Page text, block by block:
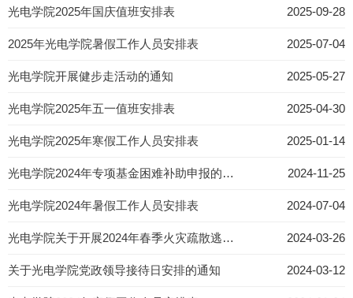
光电学院2025年国庆值班安排表 2025-09-28
2025年光电学院暑假工作人员安排表 2025-07-04
光电学院开展健步走活动的通知 2025-05-27
光电学院2025年五一值班安排表 2025-04-30
光电学院2025年寒假工作人员安排表 2025-01-14
光电学院2024年专项基金困难补助申报的通知 2024-11-25
光电学院2024年暑假工作人员安排表 2024-07-04
光电学院关于开展2024年春季火灾疏散逃生演练的通知 2024-03-26
关于光电学院党政领导接待日安排的通知 2024-03-12